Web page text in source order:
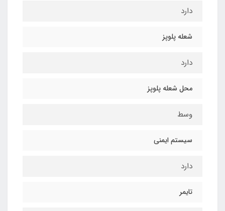
دارد
شعله پلوپز
دارد
محل شعله پلوپز
وسط
سیستم ایمنی
دارد
تایمر